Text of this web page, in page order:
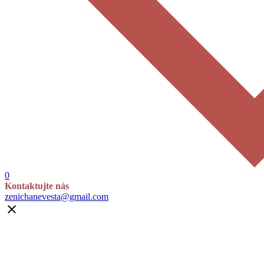
0
Kontaktujte nás
zenichanevesta@gmail.com
